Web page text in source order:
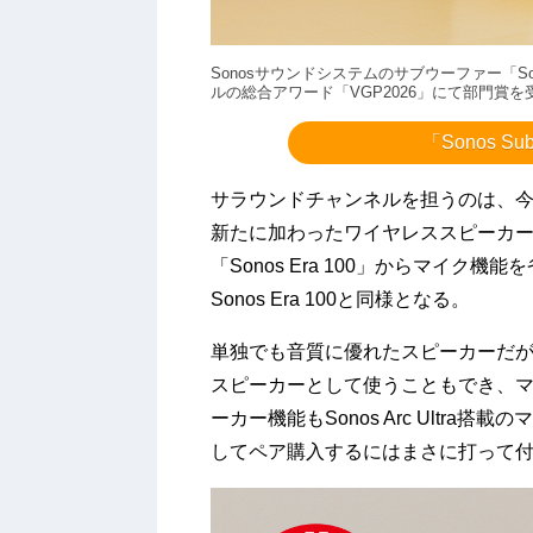
Sonosサウンドシステムのサブウーファー「
ルの総合アワード「VGP2026」にて部門賞
「Sonos
サラウンドチャンネルを担うのは、
新たに加わったワイヤレススピーカ
「Sonos Era 100」からマイク機能
Sonos Era 100と同様となる。
単独でも音質に優れたスピーカーだ
スピーカーとして使うこともでき、
ーカー機能もSonos Arc Ultra搭載の
してペア購入するにはまさに打って